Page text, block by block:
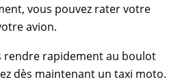
vous pouvez rater votre
avion.
rendre rapidement au boulot
dès maintenant un taxi moto.